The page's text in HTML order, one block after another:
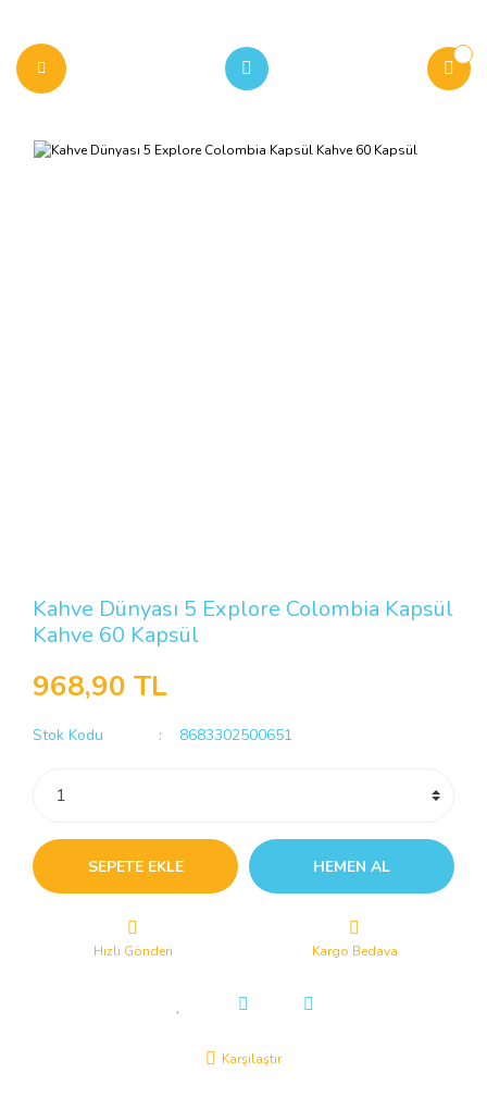
Kahve Dünyası 5 Explore Colombia Kapsül
Kahve 60 Kapsül
968,90 TL
Stok Kodu 8683302500651
SEPETE EKLE HEMEN AL
Hızlı Gönderi Kargo Bedava
Karşılaştır